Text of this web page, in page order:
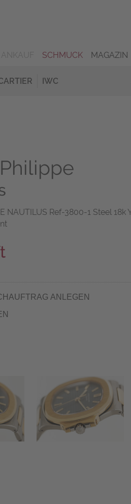
SCHMUCK MAGAZIN
IWC
NAUTILUS Ref-3800-1 Steel
ANLEGEN